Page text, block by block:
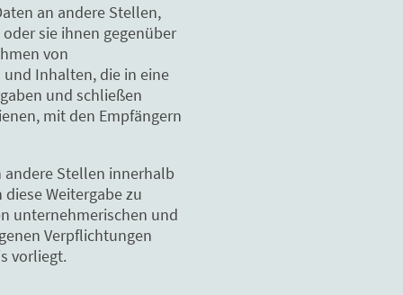
an andere Stellen,
sie ihnen gegenüber
von
Inhalten, die in eine
und schließen
mit den Empfängern
andere Stellen innerhalb
Weitergabe zu
unternehmerischen und
Verpflichtungen
vorliegt.